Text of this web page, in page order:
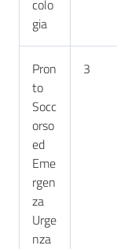
colo
gia
Pron
to
Socc
orso
ed
Eme
rgen
za
Urge
nza
3